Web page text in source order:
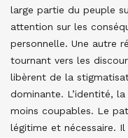
large partie du peuple
attention sur les
personnelle. Une autre
tournant vers les
libèrent de la
dominante. L’identité,
moins coupables. Le
légitime et nécessaire.